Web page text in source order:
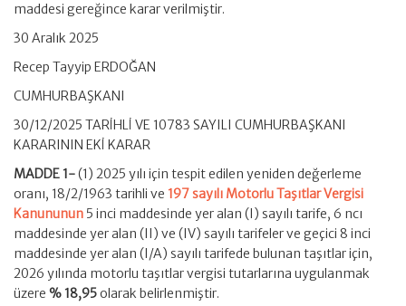
maddesi gereğince karar verilmiştir.
30 Aralık 2025
Recep Tayyip ERDOĞAN
CUMHURBAŞKANI
30/12/2025 TARİHLİ VE 10783 SAYILI CUMHURBAŞKANI
KARARININ EKİ KARAR
MADDE 1-(1) 2025 yılı için tespit edilen yeniden değerleme
oranı, 18/2/1963 tarihli ve 197 sayılı Motorlu Taşıtlar Vergisi
Kanununun 5 inci maddesinde yer alan (I) sayılı tarife, 6 ncı
maddesinde yer alan (II) ve (IV) sayılı tarifeler ve geçici 8 inci
maddesinde yer alan (I/A) sayılı tarifede bulunan taşıtlar için,
2026 yılında motorlu taşıtlar vergisi tutarlarına uygulanmak
üzere % 18,95olarak belirlenmiştir.